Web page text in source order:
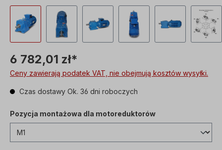
6 782,01 zł*
Ceny zawierają podatek VAT, nie obejmują kosztów wysyłki.
Czas dostawy Ok. 36 dni roboczych
Pozycja montażowa dla motoreduktorów